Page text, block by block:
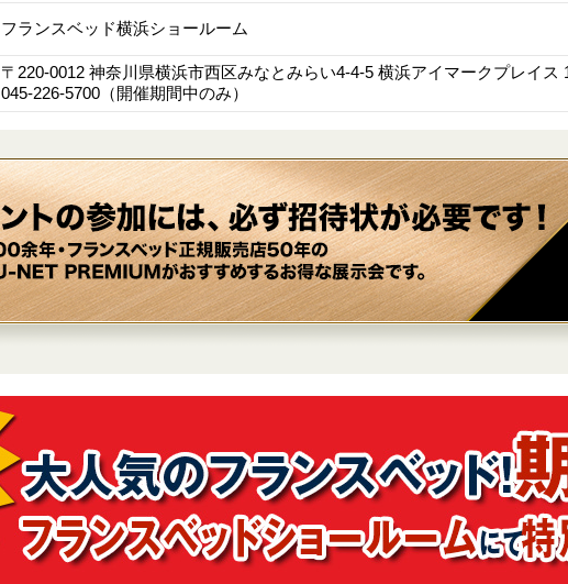
フランスベッド横浜ショールーム
〒220-0012 神奈川県横浜市西区みなとみらい4-4-5 横浜アイマークプレイス
045-226-5700（開催期間中のみ）